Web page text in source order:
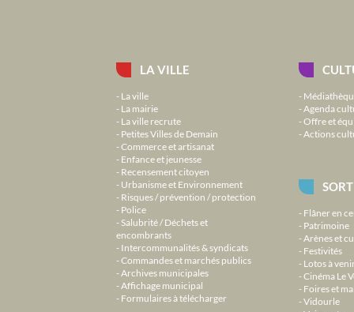
LA VILLE
La ville
La mairie
La ville recrute
Petites Villes de Demain
Commerce et artisanat
Enfance et jeunesse
Recensement citoyen
Urbanisme et Environnement
Risques / prévention / protection
Police
Salubrité / Déchets et
encombrants
Intercommunalités & syndicats
Commandes et marchés publics
Archives municipales
Affichage municipal
Formulaires à télécharger
Agenda
Offre et
Actions
Flâner en
Patrimoine
Arènes et
Festivités
Lotos à
Cinéma Le
Foires et
Vidourle